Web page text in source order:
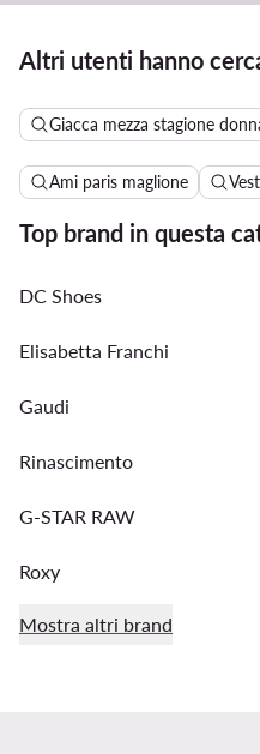
Altri utenti hanno
Giacca mezza stagione
Ami paris maglione
Top brand in questa
DC Shoes
Elisabetta Franchi
Gaudi
Rinascimento
G-STAR RAW
Roxy
Mostra altri brand